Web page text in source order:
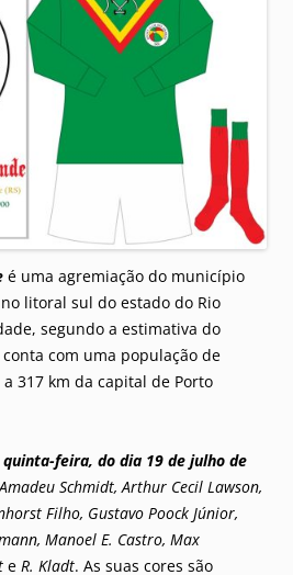
é uma agremiação do município
litoral sul do estado do Rio
segundo a estimativa do
conta com uma população de
a 317 km da capital de Porto
quinta-feira, do dia 19 de julho de
Schmidt, Arthur Cecil Lawson,
Filho, Gustavo Poock Júnior,
Manoel E. Castro, Max
e R. Kladt. As suas cores são